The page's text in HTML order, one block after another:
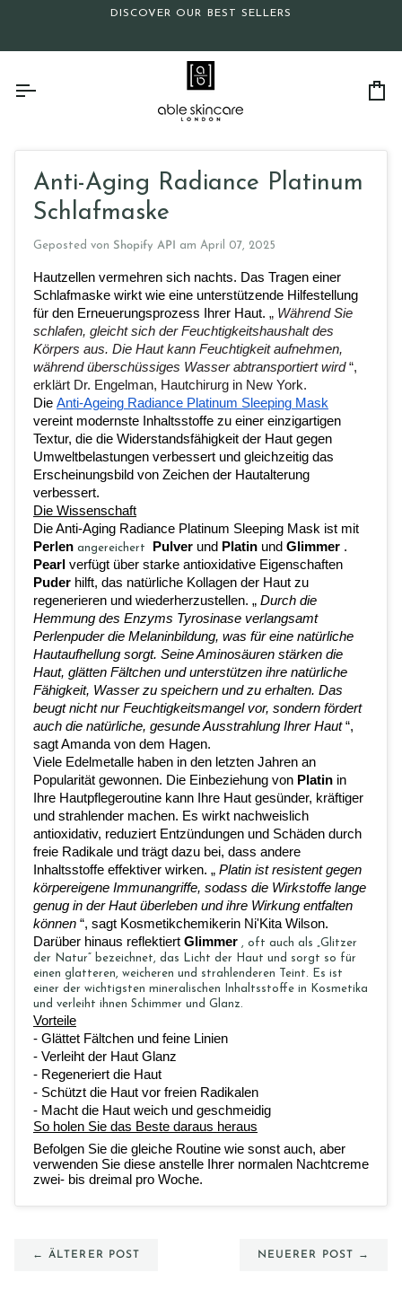
DISCOVER OUR BEST SELLERS
Anti-Aging Radiance Platinum
Schlafmaske
Geposted von Shopify API am April 07, 2025
Hautzellen vermehren sich nachts. Das Tragen einer
Schlafmaske wirkt wie eine unterstützende Hilfestellung
für den Erneuerungsprozess Ihrer Haut. „ Während Sie
schlafen, gleicht sich der Feuchtigkeitshaushalt des
Körpers aus. Die Haut kann Feuchtigkeit aufnehmen,
während überschüssiges Wasser abtransportiert wird “,
erklärt Dr. Engelman, Hautchirurg in New York.
Die Anti-Ageing Radiance Platinum Sleeping Mask
vereint modernste Inhaltsstoffe zu einer einzigartigen
Textur, die die Widerstandsfähigkeit der Haut gegen
Umweltbelastungen verbessert und gleichzeitig das
Erscheinungsbild von Zeichen der Hautalterung
verbessert.
Die Wissenschaft
Die Anti-Aging Radiance Platinum Sleeping Mask ist mit
Perlen angereichert Pulver und Platin und Glimmer .
Pearl verfügt über starke antioxidative Eigenschaften
Puder hilft, das natürliche Kollagen der Haut zu
regenerieren und wiederherzustellen. „ Durch die
Hemmung des Enzyms Tyrosinase verlangsamt
Perlenpuder die Melaninbildung, was für eine natürliche
Hautaufhellung sorgt. Seine Aminosäuren stärken die
Haut, glätten Fältchen und unterstützen ihre natürliche
Fähigkeit, Wasser zu speichern und zu erhalten. Das
beugt nicht nur Feuchtigkeitsmangel vor, sondern fördert
auch die natürliche, gesunde Ausstrahlung Ihrer Haut “,
sagt Amanda von dem Hagen.
Viele Edelmetalle haben in den letzten Jahren an
Popularität gewonnen. Die Einbeziehung von Platin in
Ihre Hautpflegeroutine kann Ihre Haut gesünder, kräftiger
und strahlender machen. Es wirkt nachweislich
antioxidativ, reduziert Entzündungen und Schäden durch
freie Radikale und trägt dazu bei, dass andere
Inhaltsstoffe effektiver wirken. „ Platin ist resistent gegen
körpereigene Immunangriffe, sodass die Wirkstoffe lange
genug in der Haut überleben und ihre Wirkung entfalten
können “, sagt Kosmetikchemikerin Ni'Kita Wilson.
Darüber hinaus reflektiert Glimmer , oft auch als „Glitzer
der Natur“ bezeichnet, das Licht der Haut und sorgt so für
einen glatteren, weicheren und strahlenderen Teint. Es ist
einer der wichtigsten mineralischen Inhaltsstoffe in Kosmetika
und verleiht ihnen Schimmer und Glanz.
Vorteile
- Glättet Fältchen und feine Linien
- Verleiht der Haut Glanz
- Regeneriert die Haut
- Schützt die Haut vor freien Radikalen
- Macht die Haut weich und geschmeidig
So holen Sie das Beste daraus heraus
Befolgen Sie die gleiche Routine wie sonst auch, aber
verwenden Sie diese anstelle Ihrer normalen Nachtcreme
zwei- bis dreimal pro Woche.
← ÄLTERER POST NEUERER POST →